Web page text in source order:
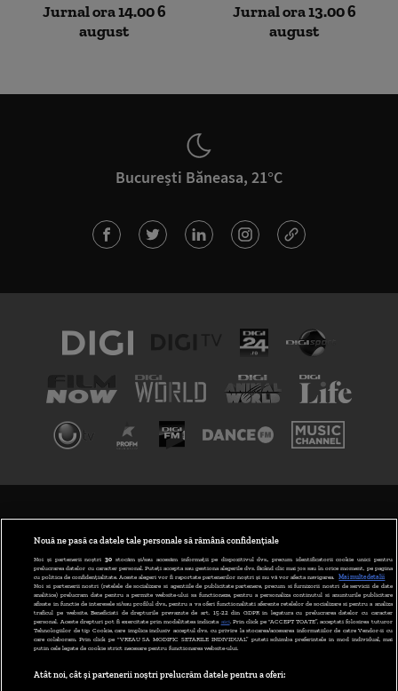
Jurnal ora 14.00 6
august
Jurnal ora 13.00 6
august
București Băneasa, 21°C
ABONARE DIGI TV
GESTIONAȚI PREFERINȚELE
CODUL DIGI24
CAMERE WEB
CONTACT/INFO
Nouă ne pasă ca datele tale personale să rămână confidențiale
Noi și partenerii noștri 30stocăm și/sau accesăm informații pe dispozitivul dvs., precum identificatorii cookie unici pentru
prelucrarea datelor cu caracter personal. Puteți accepta sau gestiona alegerile dvs. făcând clic mai jos sau în orice moment, pe pagina
cu politica de confidențialitate. Aceste alegeri vor fi raportate partenerilor noștri și nu vă vor afecta navigarea.
Mai multe detalii
Noi si partenerii nostri (retelele de socializare si agentiile de publicitate partenere, precum si furnizorii nostri de servicii de date
analitice) prelucram date pentru a permite website-ului sa functioneze, pentru a personaliza continutul si anunturile publicitare
afisate in functie de interesele si/sau profilul dvs., pentru a va oferi functionalitati aferente retelelor de socializare si pentru a analiza
traficul pe website. Beneficiati de drepturile prevazute de art. 15-22 din GDPR in legatura cu prelucrarea datelor cu caracter
personal. Aceste drepturi pot fi exercitate prin modalitatea indicata aici. Prin click pe “ACCEPT TOATE”, acceptati folosirea tuturor
Tehnologiilor de tip Cookie, care implica inclusiv acceptul dvs. cu privire la stocarea/accesarea informatiilor de catre Vendor-ii cu
care colaboram. Prin click pe “VREAU SA MODIFIC SETARILE INDIVIDUAL” puteti schimba preferintele in mod individual, mai
putin cele legate de cookie strict necesare pentru functionarea website-ului.
Atât noi, cât și partenerii noștri prelucrăm datele pentru a oferi: